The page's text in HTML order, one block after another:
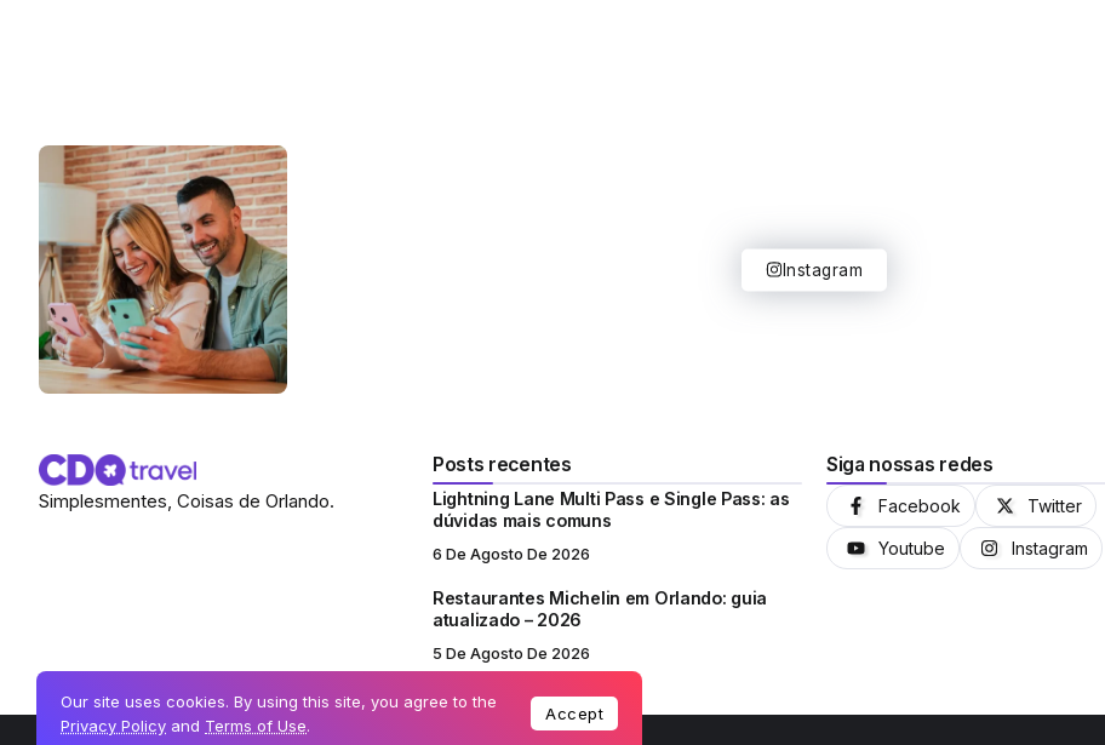
Instagram
Simplesmentes, Coisas de Orlando.
Posts recentes
Lightning Lane Multi Pass e Single Pass: as
dúvidas mais comuns
6 De Agosto De 2026
Restaurantes Michelin em Orlando: guia
atualizado – 2026
5 De Agosto De 2026
Siga nossas redes
Facebook Twitter
Youtube Instagram
Our site uses cookies. By using this site, you agree to the
Privacy Policy and Terms of Use.
Accept